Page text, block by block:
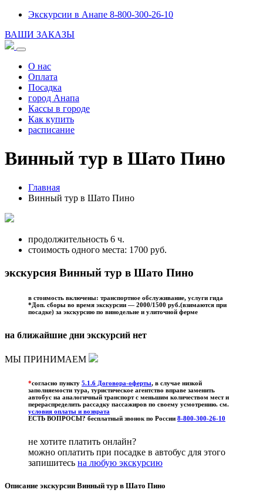
Экскурсии в Анапе 8-800-300-26-10
ВАШИ ЗАКАЗЫ
О нас
Оплата
Посадка
город Анапа
Кассы в городе
Как купить
расписание
Винный тур в Шато Пино
Главная
Винный тур в Шато Пино
продолжительность 6 ч.
стоимость одного места: 1700 руб.
экскурсия Винный тур в Шато Пино
в стоимость включены: транспортное обслуживание, услуги гида
*Доп. сборы во время экскурсии — 2000/1500 руб.(взимаются при
посадке) за экскурсию по винодельне и улиточной ферме
на ближайшие дни экскурсий нет
МЫ ПРИНИМАЕМ
*согласно пункту 5.1.6 Договора-оферты, в случае низкой
заполняемости тура, туристическое агентство вправе заменить
автобус на аналогичный транспорт с меньшим количеством мест и
перераспределить рассадку пассажиров по своему усмотрению. см.
условия оплаты и возврата
ЕСТЬ ВОПРОСЫ? бесплатный звонок по России 8-800-300-26-10
не хотите платить онлайн?
можно оплатить при посадке в автобус для этого
запишитесь на любую экскурсию
Описание экскурсии Винный тур в Шато Пино